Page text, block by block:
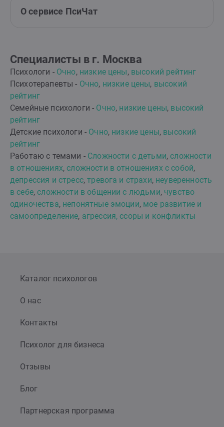
О сервисе ПсиЧат
Специалисты в г. Москва
Психологи - Очно, низкие цены, высокий рейтинг
Психотерапевты - Очно, низкие цены, высокий
рейтинг
Семейные психологи - Очно, низкие цены, высокий
рейтинг
Детские психологи - Очно, низкие цены, высокий
рейтинг
Работаю с темами - Сложности с детьми,сложности
в отношениях,сложности в отношениях с собой,
депрессия и стресс,тревога и страхи, неуверенность
в себе,сложности в общении с людьми, чувство
одиночества, непонятные эмоции, мое развитие и
самоопределение, агрессия, ссоры и конфликты
Каталог психологов
О нас
Контакты
Психолог для бизнеса
Отзывы
Блог
Партнерская программа